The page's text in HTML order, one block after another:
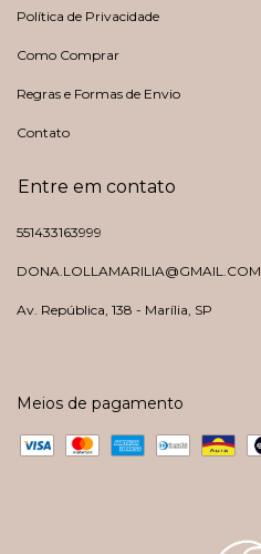
Política de Privacidade
Como Comprar
Regras e Formas de Envio
Contato
Entre em contato
551433163999
DONA.LOLLAMARILIA@GMAIL.COM
Av. República, 138 - Marília, SP
Meios de pagamento